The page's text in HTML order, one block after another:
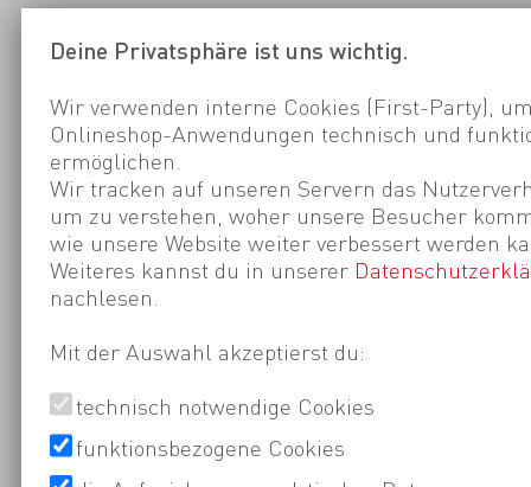
Deine Privatsphäre ist uns wichtig.
Wir verwenden interne Cookies (First-Party),
Onlineshop-Anwendungen technisch und
ermöglichen.
Wir tracken auf unseren Servern das
um zu verstehen, woher unsere Besucher
wie unsere Website weiter verbessert werden
Weiteres kannst du in unserer
nachlesen.
Mit der Auswahl akzeptierst du:
technisch notwendige Cookies
funktionsbezogene Cookies